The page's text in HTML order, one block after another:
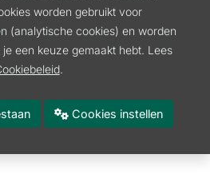
en Tuinbouw
worden gebruikt voor
(analytische cookies) en worden
een keuze gemaakt hebt. Lees
.
Cookies instellen